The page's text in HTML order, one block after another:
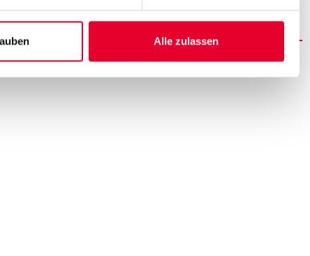
Alle zulassen
für Kunst nach 1945. Die…
+